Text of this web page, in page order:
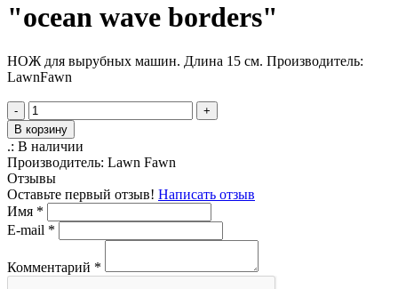
"ocean wave borders"
НОЖ для вырубных машин. Длина 15 см. Производитель:
LawnFawn
-
+
В корзину
.: В наличии
Производитель: Lawn Fawn
Отзывы
Оставьте первый отзыв! Написать отзыв
Имя *
E-mail *
Комментарий *